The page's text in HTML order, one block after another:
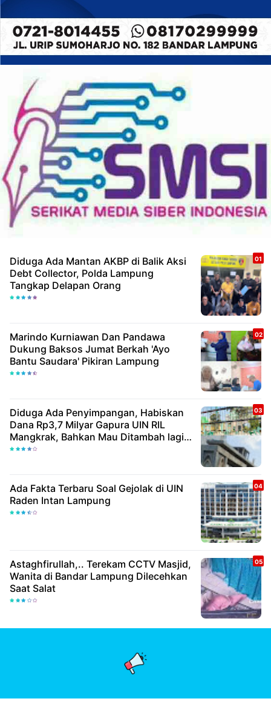
Diduga Ada Mantan AKBP di Balik Aksi
Debt Collector, Polda Lampung
Tangkap Delapan Orang
Marindo Kurniawan Dan Pandawa
Dukung Baksos Jumat Berkah 'Ayo
Bantu Saudara' Pikiran Lampung
Diduga Ada Penyimpangan, Habiskan
Dana Rp3,7 Milyar Gapura UIN RIL
Mangkrak, Bahkan Mau Ditambah lagi 7
Milyar
Ada Fakta Terbaru Soal Gejolak di UIN
Raden Intan Lampung
Astaghfirullah,.. Terekam CCTV Masjid,
Wanita di Bandar Lampung Dilecehkan
Saat Salat